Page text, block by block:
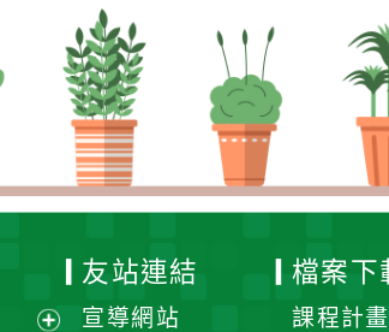
友站連結
宣導網站
檔案下
課程計畫